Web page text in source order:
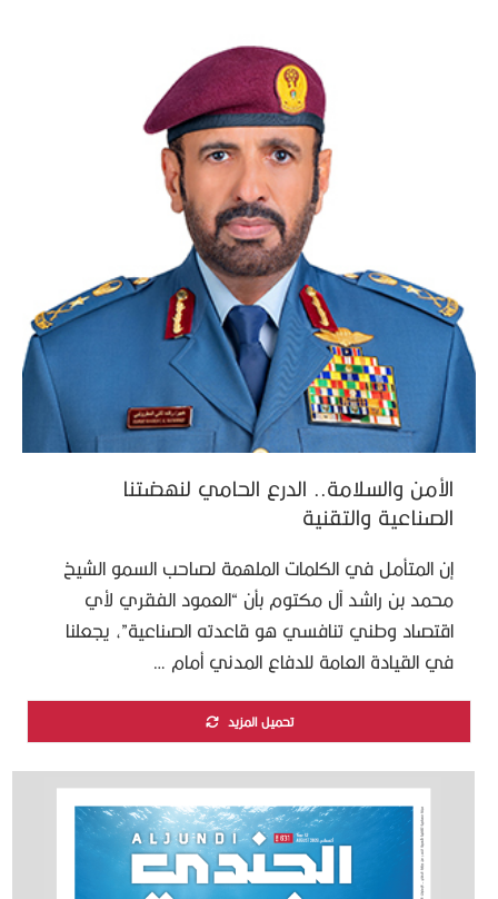
الأمن والسلامة.. الدرع الحامي لنهضتنا
الصناعية والتقنية
إن المتأمل في الكلمات الملهمة لصاحب السمو الشيخ
محمد بن راشد آل مكتوم بأن “العمود الفقري لأي
اقتصاد وطني تنافسي هو قاعدته الصناعية”، يجعلنا
في القيادة العامة للدفاع المدني أمام …
تحميل المزيد